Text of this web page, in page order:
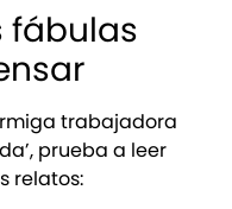
fábulas
trabajadora
prueba a leer
relatos: